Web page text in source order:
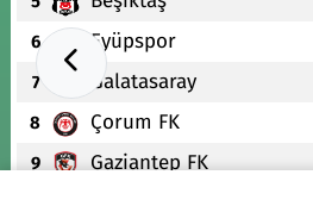
6 Eyüpspor
7 Galatasaray
8 Çorum FK
9 Gaziantep FK